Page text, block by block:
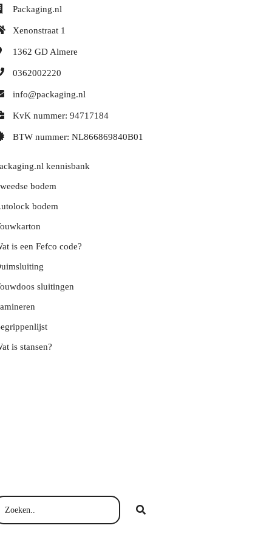
Packaging.nl
Xenonstraat 1
1362 GD Almere
0362002220
info@packaging.nl
KvK nummer: 94717184
BTW nummer: NL866869840B01
kennisbank
bodem
bodem
is een Fefco code?
sluitingen
is stansen?